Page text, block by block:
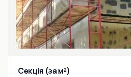
Секція (за м²)